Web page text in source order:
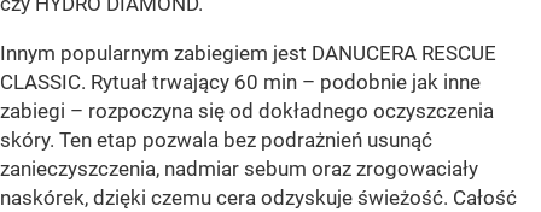
Innym popularnym zabiegiem jest DANUCERA RESCUE
CLASSIC. Rytuał trwający 60 min – podobnie jak inne
zabiegi – rozpoczyna się od dokładnego oczyszczenia
skóry. Ten etap pozwala bez podrażnień usunąć
zanieczyszczenia, nadmiar sebum oraz zrogowaciały
naskórek, dzięki czemu cera odzyskuje świeżość. Całość